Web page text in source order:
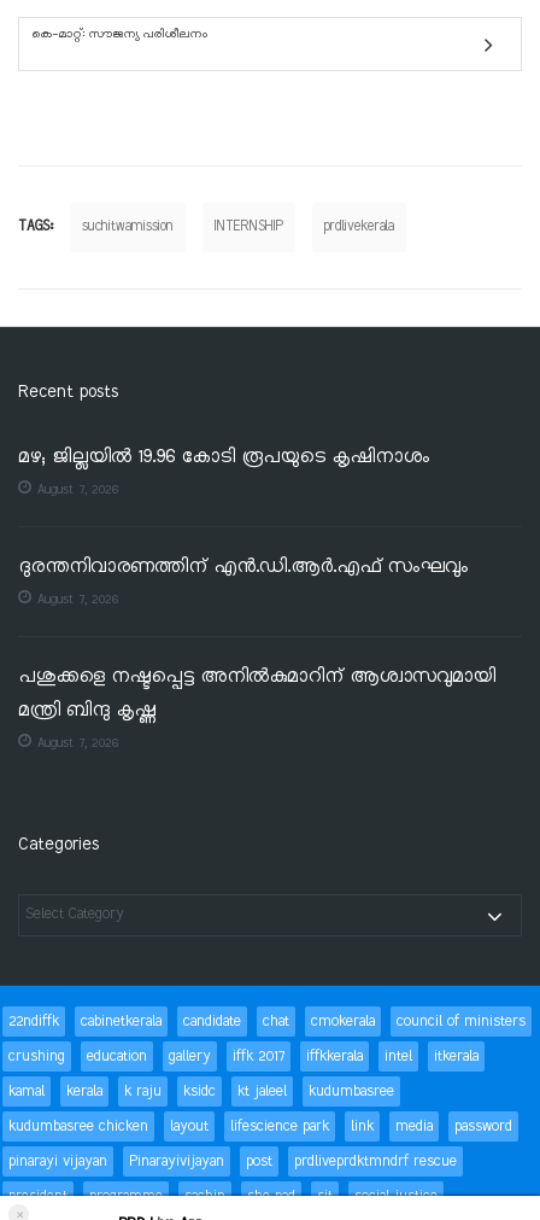
×
കെ-മാറ്റ്: സൗജന്യ പരിശീലനം
TAGS: suchitwamission INTERNSHIP prdlivekerala
Recent posts
മഴ; ജില്ലയില്‍ 19.96 കോടി രൂപയുടെ കൃഷിനാശം
August 7, 2026
ദുരന്തനിവാരണത്തിന് എൻ.ഡി.ആർ.എഫ് സംഘവും
August 7, 2026
പശുക്കളെ നഷ്ടപ്പെട്ട അനിൽകുമാറിന് ആശ്വാസവുമായി
മന്ത്രി ബിന്ദു കൃഷ്ണ
August 7, 2026
Categories
22ndiffk cabinetkerala candidate chat cmokerala
council of ministers
crushing
education gallery iffk 2017 iffkkerala intel
itkerala
kamal
kerala k raju ksidc kt jaleel
kudumbasree
kudumbasree chicken
layout lifescience park link media
password
pinarayi vijayan
Pinarayivijayan post
prdliveprdktmndrf rescue
president
programme sachin she pad sit social justice